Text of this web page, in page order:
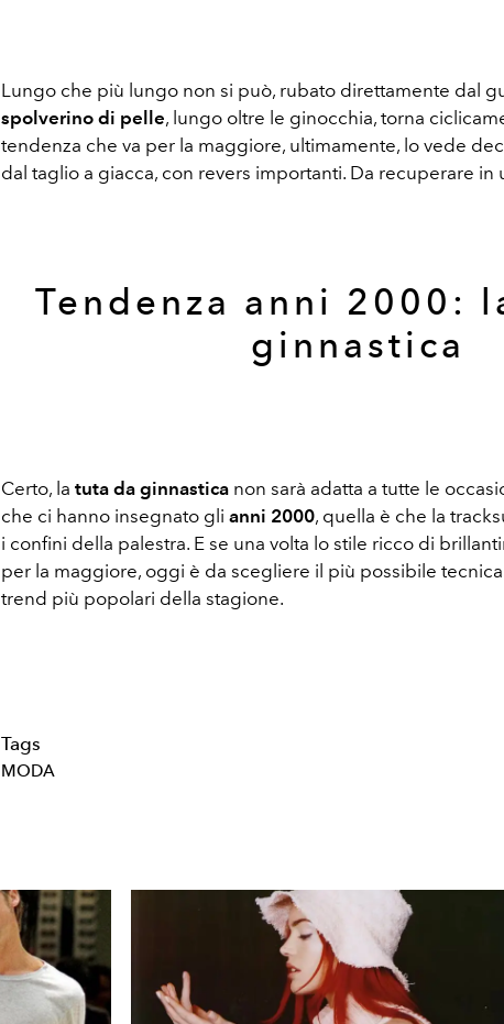
Lungo che più lungo non si può, rubato direttamente dal
spolverino di pelle, lungo oltre le ginocchia, torna
tendenza che va per la maggiore, ultimamente, lo vede
dal taglio a giacca, con revers importanti. Da recuperare in
Tendenza anni 2000:
ginnastica
Certo, la tuta da ginnastica non sarà adatta a tutte le
che ci hanno insegnato gli anni 2000, quella è che la
i confini della palestra. E se una volta lo stile ricco di
per la maggiore, oggi è da scegliere il più possibile
trend più popolari della stagione.
Tags
MODA